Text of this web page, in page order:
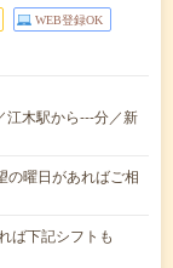
WEB登録OK
江木駅から---分／新
の曜日があればご相
ば下記シフトも